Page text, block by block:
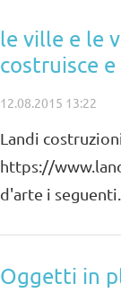
le ville e le
costruisce
12.08.2015 13:22
Landi
https://
d'arte i seguenti...
Oggetti in